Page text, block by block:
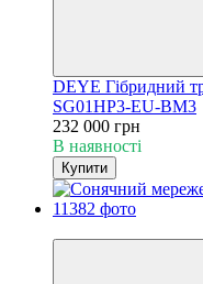
DEYE Гібридний
SG01HP3-EU-BM3
232 000 грн
В наявності
Купити